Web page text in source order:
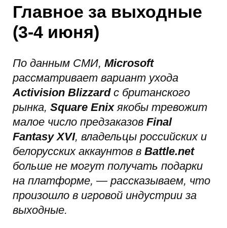
Главное за выходные
(3-4 июня)
По данным СМИ, Microsoft
рассматривает вариант ухода
Activision Blizzard с британского
рынка, Square Enixякобы тревожит
малое число предзаказов Final
Fantasy XVI, владельцы российских и
белорусских аккаунтов в Battle.net
больше не могут получать подарки
на платформе, — рассказываем, что
произошло в игровой индустрии за
выходные.